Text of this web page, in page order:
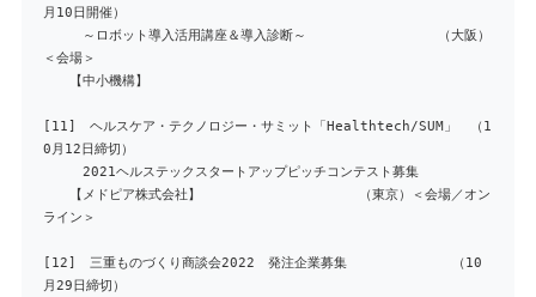
月10日開催）
～ロボット導入活用講座＆導入診断～ （大阪）
＜会場＞
【中小機構】
[11] ヘルスケア・テクノロジー・サミット「Healthtech/SUM」 （1
0月12日締切）
2021ヘルステックスタートアップピッチコンテスト募集
【メドピア株式会社】 （東京）＜会場／オン
ライン＞
[12] 三重ものづくり商談会2022 発注企業募集 （10
月29日締切）